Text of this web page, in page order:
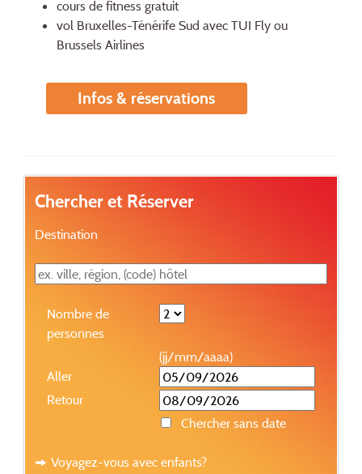
cours de fitness gratuit
vol Bruxelles-Ténérife Sud avec TUI Fly ou
Brussels Airlines
Infos & réservations
Chercher et Réserver
Destination
Nombre de
personnes
(jj/mm/aaaa)
Aller
Retour
Chercher sans date
Voyagez-vous avec enfants?